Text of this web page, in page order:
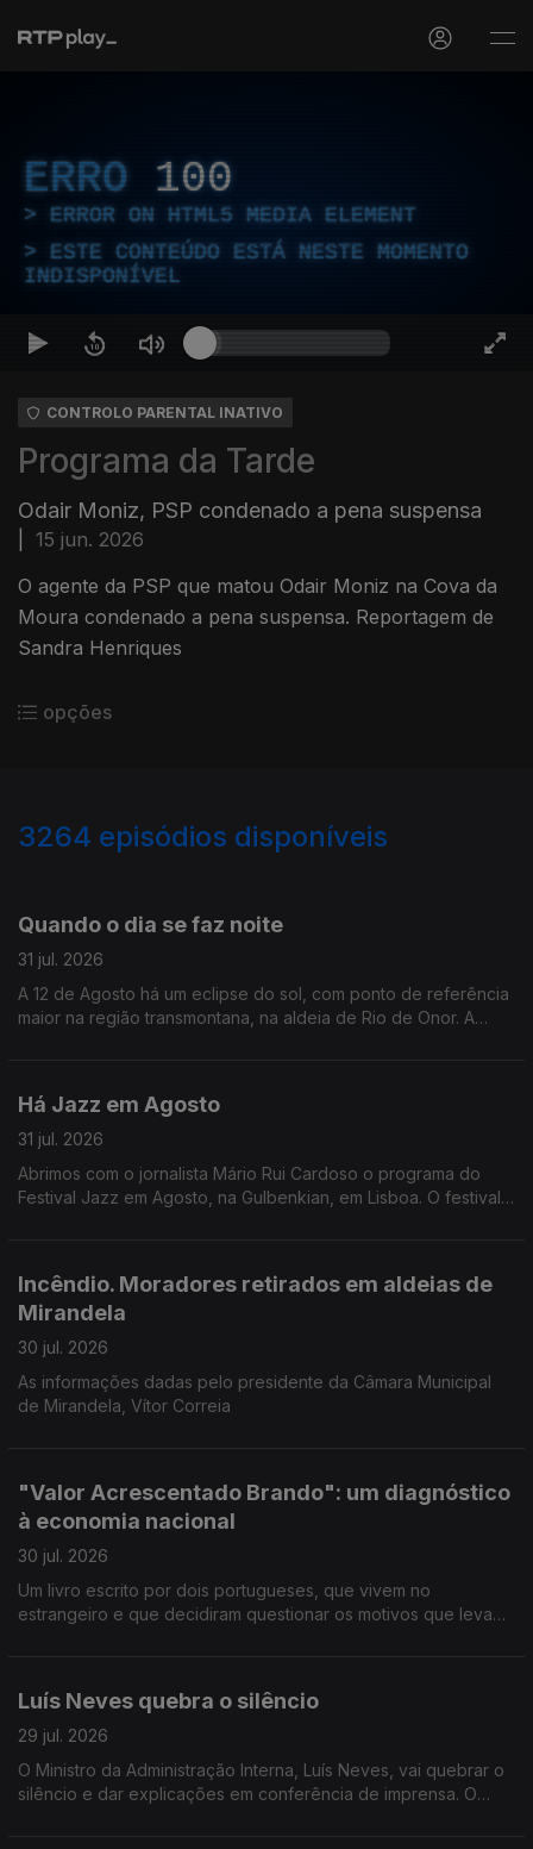
ERRO 100
ERROR ON HTML5 MEDIA ELEMENT
ESTE CONTEÚDO ESTÁ NESTE MOMENTO
INDISPONÍVEL
CONTROLO PARENTAL INATIVO
Programa da Tarde
Odair Moniz, PSP condenado a pena suspensa
15 jun. 2026
O agente da PSP que matou Odair Moniz na Cova da
Moura condenado a pena suspensa. Reportagem de
Sandra Henriques
opções
3264 episódios disponíveis
Quando o dia se faz noite
31 jul. 2026
A 12 de Agosto há um eclipse do sol, com ponto de referência
maior na região transmontana, na aldeia de Rio de Onor. A
Há Jazz em Agosto
31 jul. 2026
Abrimos com o jornalista Mário Rui Cardoso o programa do
Festival Jazz em Agosto, na Gulbenkian, em Lisboa. O festival
Incêndio. Moradores retirados em aldeias de
Mirandela
30 jul. 2026
As informações dadas pelo presidente da Câmara Municipal
de Mirandela, Vítor Correia
"Valor Acrescentado Brando": um diagnóstico
à economia nacional
30 jul. 2026
Um livro escrito por dois portugueses, que vivem no
estrangeiro e que decidiram questionar os motivos que levam
Luís Neves quebra o silêncio
29 jul. 2026
O Ministro da Administração Interna, Luís Neves, vai quebrar o
silêncio e dar explicações em conferência de imprensa. O